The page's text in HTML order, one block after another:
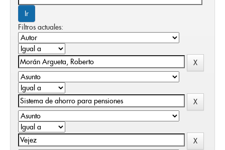
Filtros actuales: